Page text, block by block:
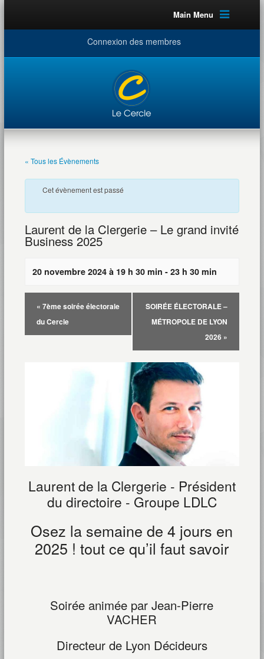
Main Menu
Connexion des membres
« Tous les Évènements
Cet évènement est passé
Laurent de la Clergerie – Le grand invité
Business 2025
20 novembre 2024 à 19 h 30 min - 23 h 30 min
« 7ème soirée électorale
du Cercle
SOIRÉE ÉLECTORALE –
MÉTROPOLE DE LYON
2026 »
Laurent de la Clergerie - Président
du directoire - Groupe LDLC
Osez la semaine de 4 jours en
2025 ! tout ce qu’il faut savoir
Soirée animée par Jean-Pierre
VACHER
Directeur de Lyon Décideurs